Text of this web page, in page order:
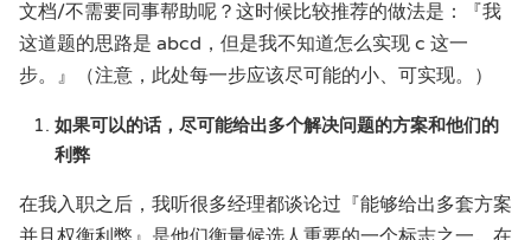
文档/不需要同事帮助呢？这时候比较推荐的做法是：『我
这道题的思路是 abcd，但是我不知道怎么实现 c 这一
步。』（注意，此处每一步应该尽可能的小、可实现。）
如果可以的话，尽可能给出多个解决问题的方案和他们的
利弊
在我入职之后，我听很多经理都谈论过『能够给出多套方案